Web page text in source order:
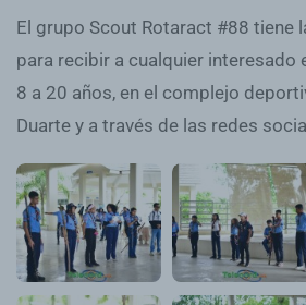
El grupo Scout Rotaract #88 tiene
para recibir a cualquier interesado
8 a 20 años, en el complejo
Duarte y a través de las redes